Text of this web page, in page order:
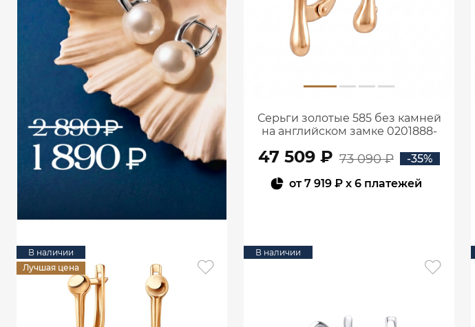
Серьги золотые 585 без камней
на английском замке 0201888-
47 509 ₽ 73 090 ₽
-35%
от7 919 ₽ x 6 платежей
В наличии
Лучшая цена
В наличии